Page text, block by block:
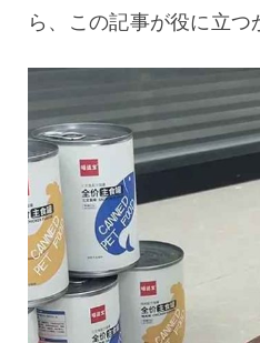
ら、この記事が役に立つ